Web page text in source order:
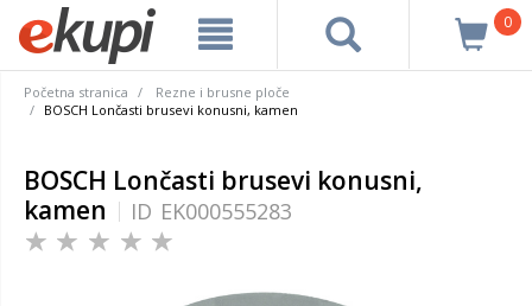
0
Početna stranica
Rezne i brusne ploče
BOSCH Lončasti brusevi konusni, kamen
BOSCH Lončasti brusevi konusni,
kamen
ID EK000555283